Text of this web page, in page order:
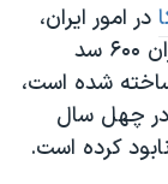
در امور ایران،
هم با اشاره به این‌که پس از انقلاب در ایران ۶۰۰ سد
شده است،
در چهل سال
کرده است.